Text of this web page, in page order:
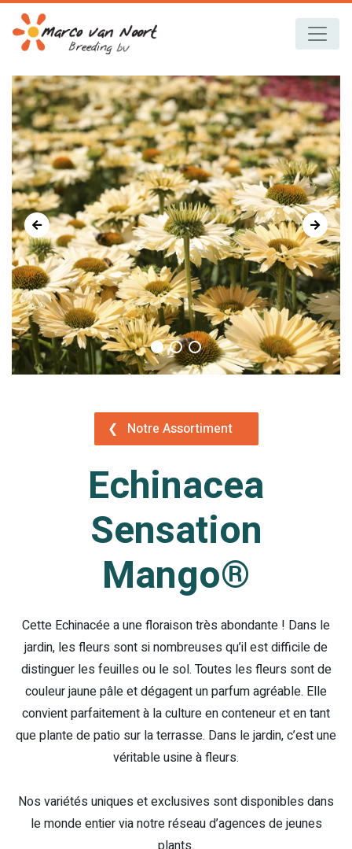
❮ Notre Assortiment
Echinacea
Sensation
Mango®
Cette Echinacée a une floraison très abondante ! Dans le
jardin, les fleurs sont si nombreuses qu’il est difficile de
distinguer les feuilles ou le sol. Toutes les fleurs sont de
couleur jaune pâle et dégagent un parfum agréable. Elle
convient parfaitement à la culture en conteneur et en tant
que plante de patio sur la terrasse. Dans le jardin, c’est une
véritable usine à fleurs.
Nos variétés uniques et exclusives sont disponibles dans
le monde entier via notre réseau d’agences de jeunes